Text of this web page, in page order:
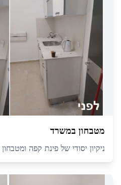
מטבחון במשרד
ניקיון יסודי של פינת קפה